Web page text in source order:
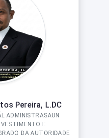
Pereira, L.DC
ADMINISTRASAUN
E
DA AUTORIDADE